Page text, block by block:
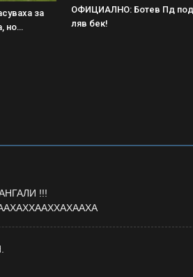
за
но…
ОФИЦИАЛНО: Ботев Пд
ляв бек!
!!!